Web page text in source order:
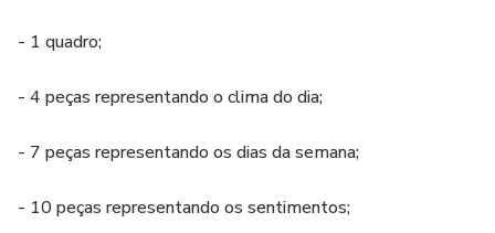
- 1 quadro;
- 4 peças representando o clima do dia;
- 7 peças representando os dias da semana;
- 10 peças representando os sentimentos;